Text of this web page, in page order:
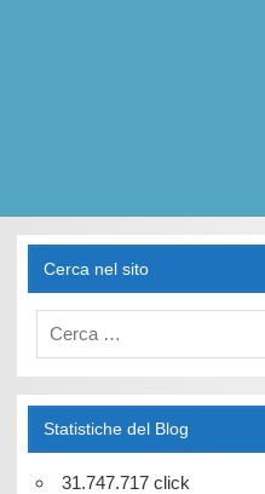
Cerca nel sito
Statistiche del Blog
31.747.717 click